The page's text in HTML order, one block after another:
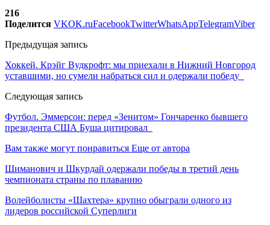
216
Поделится VKOK.ruFacebookTwitterWhatsAppTelegramViber
Предыдущая запись
Хоккей. Крэйг Вудкрофт: мы приехали в Нижний Новгород
уставшими, но сумели набраться сил и одержали победу
Следующая запись
Футбол. Эммерсон: перед «Зенитом» Гончаренко бывшего
президента США Буша цитировал
Вам также могут понравиться Еще от автора
Шиманович и Шкурдай одержали победы в третий день
чемпионата страны по плаванию
Волейболисты «Шахтера» крупно обыграли одного из
лидеров российской Суперлиги